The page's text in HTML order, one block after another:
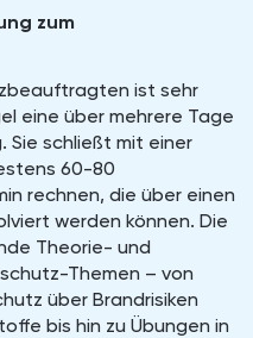
zum
ist sehr
eine über mehrere Tage
Sie schließt mit einer
60-80
rechnen, die über einen
werden können. Die
Theorie- und
Themen – von
über Brandrisiken
bis hin zu Übungen in